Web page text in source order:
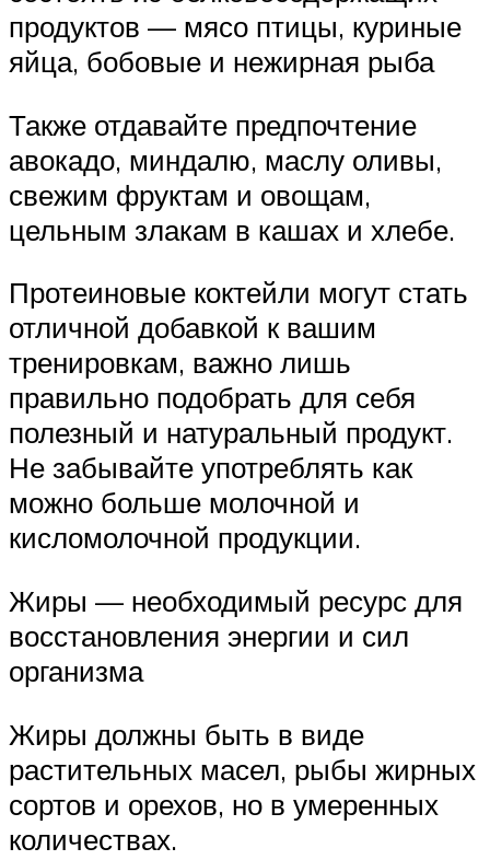
продуктов — мясо птицы, куриные
яйца, бобовые и нежирная рыба
Также отдавайте предпочтение
авокадо, миндалю, маслу оливы,
свежим фруктам и овощам,
цельным злакам в кашах и хлебе.
Протеиновые коктейли могут стать
отличной добавкой к вашим
тренировкам, важно лишь
правильно подобрать для себя
полезный и натуральный продукт.
Не забывайте употреблять как
можно больше молочной и
кисломолочной продукции.
Жиры — необходимый ресурс для
восстановления энергии и сил
организма
Жиры должны быть в виде
растительных масел, рыбы жирных
сортов и орехов, но в умеренных
количествах.